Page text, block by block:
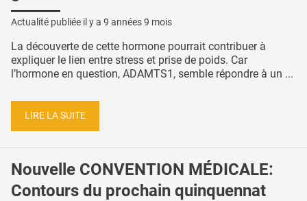
Actualité publiée il y a 9 années 9 mois
La découverte de cette hormone pourrait contribuer à
expliquer le lien entre stress et prise de poids. Car
l’hormone en question, ADAMTS1, semble répondre à un ...
LIRE LA SUITE
Nouvelle CONVENTION MÉDICALE:
Contours du prochain quinquennat